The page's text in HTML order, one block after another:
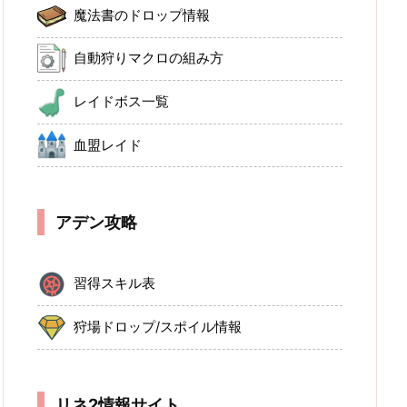
魔法書のドロップ情報
自動狩りマクロの組み方
レイドボス一覧
血盟レイド
アデン攻略
習得スキル表
狩場ドロップ/スポイル情報